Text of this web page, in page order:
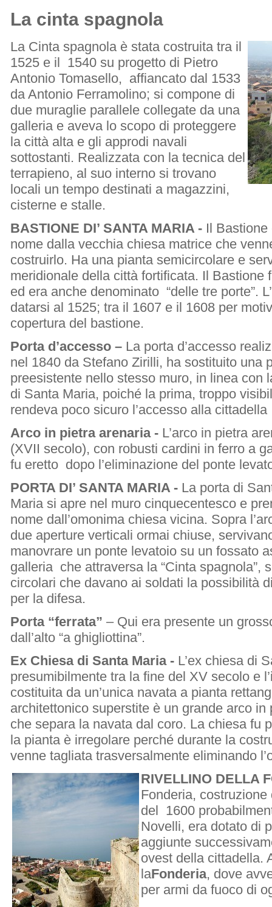
La cinta spagnola
La Cinta spagnola è stata costruita tra il
1525 e il 1540 su progetto di Pietro
Antonio Tomasello, affiancato dal 1533
da Antonio Ferramolino; si compone di
due muraglie parallele collegate da una
galleria e aveva lo scopo di proteggere
la città alta e gli approdi navali
sottostanti. Realizzata con la tecnica del
terrapieno, al suo interno si trovano
locali un tempo destinati a magazzini,
cisterne e stalle.
BASTIONE DI’ SANTA MARIA - Il
nome dalla vecchia chiesa matrice che
costruirlo. Ha una pianta semicircolare e
meridionale della città fortificata. Il Bastione
ed era anche denominato “delle tre porte”.
datarsi al 1525; tra il 1607 e il 1608 per
copertura del bastione.
Porta d’accesso – La porta d’accesso
nel 1840 da Stefano Zirilli, ha sostituito una
preesistente nello stesso muro, in linea con
di Santa Maria, poiché la prima, troppo
rendeva poco sicuro l’accesso alla cittadella
Arco in pietra arenaria - L’arco in pietra
(XVII secolo), con robusti cardini in ferro a
fu eretto dopo l’eliminazione del ponte
PORTA DI’ SANTA MARIA - La porta di
Maria si apre nel muro cinquecentesco e
nome dall’omonima chiesa vicina. Sopra
due aperture verticali ormai chiuse,
manovrare un ponte levatoio su un fossato
galleria che attraversa la “Cinta spagnola”,
circolari che davano ai soldati la possibilità
per la difesa.
Porta “ferrata” – Qui era presente un
dall’alto “a ghigliottina”.
Ex Chiesa di Santa Maria - L’ex chiesa di
presumibilmente tra la fine del XV secolo e
costituita da un’unica navata a pianta
architettonico superstite è un grande arco
che separa la navata dal coro. La chiesa fu
la pianta è irregolare perché durante la
venne tagliata trasversalmente eliminando
RIVELLINO DELLA
Fonderia,
del 1600
Novelli, era dotato di
aggiunte
ovest della cittadella.
laFonderia, dove
per armi da fuoco di